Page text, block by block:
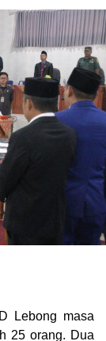
Lebong masa
25 orang. Dua